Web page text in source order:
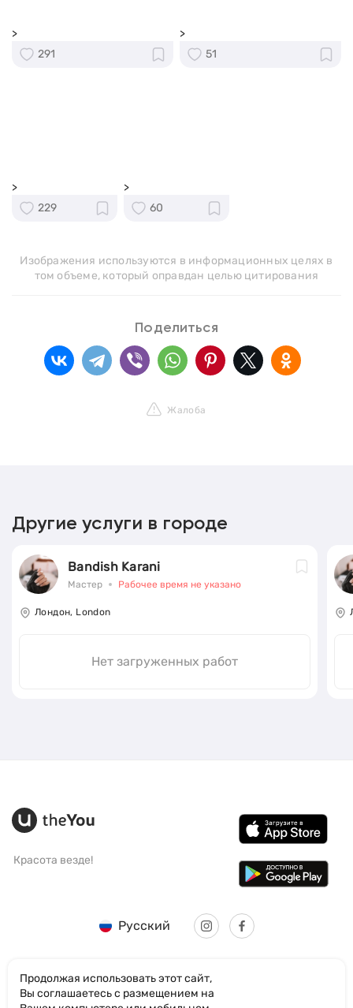
>
291
>
51
>
229
>
60
Изображения используются в информационных целях в
том объеме, который оправдан целью цитирования
Поделиться
Жалоба
Другие услуги в городе
Bandish Karani
Мастер Рабочее время не указано
Лондон, London
Нет загруженных работ
Красота везде!
Русский
Продолжая использовать этот сайт,
Вы соглашаетесь с размещением на